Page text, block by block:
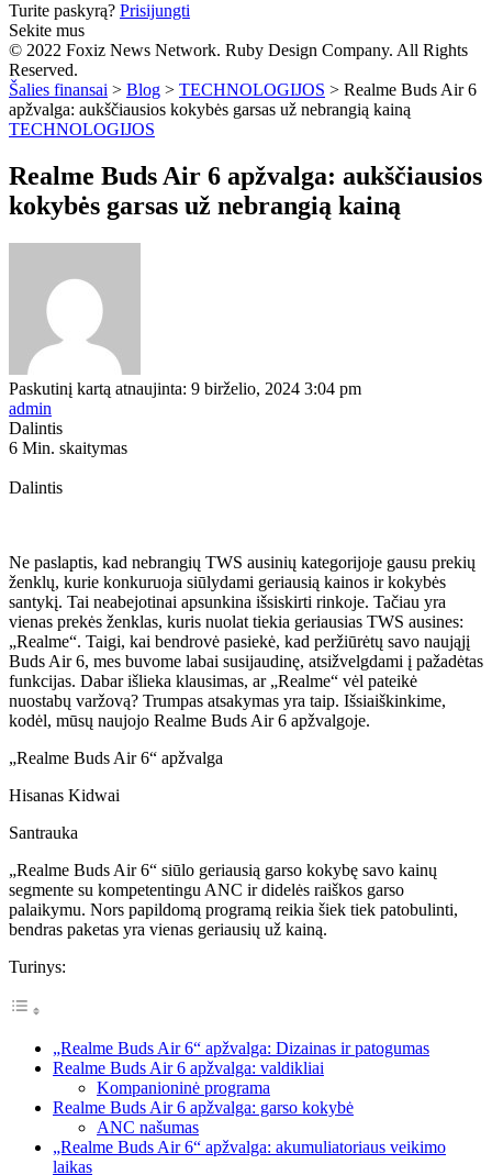
Turite paskyrą? Prisijungti
Sekite mus
© 2022 Foxiz News Network. Ruby Design Company. All Rights
Reserved.
Šalies finansai > Blog > TECHNOLOGIJOS > Realme Buds Air 6
apžvalga: aukščiausios kokybės garsas už nebrangią kainą
TECHNOLOGIJOS
Realme Buds Air 6 apžvalga: aukščiausios
kokybės garsas už nebrangią kainą
Paskutinį kartą atnaujinta: 9 birželio, 2024 3:04 pm
admin
Dalintis
6 Min. skaitymas
Dalintis
Ne paslaptis, kad nebrangių TWS ausinių kategorijoje gausu prekių
ženklų, kurie konkuruoja siūlydami geriausią kainos ir kokybės
santykį. Tai neabejotinai apsunkina išsiskirti rinkoje. Tačiau yra
vienas prekės ženklas, kuris nuolat tiekia geriausias TWS ausines:
„Realme“. Taigi, kai bendrovė pasiekė, kad peržiūrėtų savo naująjį
Buds Air 6, mes buvome labai susijaudinę, atsižvelgdami į pažadėtas
funkcijas. Dabar išlieka klausimas, ar „Realme“ vėl pateikė
nuostabų varžovą? Trumpas atsakymas yra taip. Išsiaiškinkime,
kodėl, mūsų naujojo Realme Buds Air 6 apžvalgoje.
„Realme Buds Air 6“ apžvalga
Hisanas Kidwai
Santrauka
„Realme Buds Air 6“ siūlo geriausią garso kokybę savo kainų
segmente su kompetentingu ANC ir didelės raiškos garso
palaikymu. Nors papildomą programą reikia šiek tiek patobulinti,
bendras paketas yra vienas geriausių už kainą.
Turinys:
„Realme Buds Air 6“ apžvalga: Dizainas ir patogumas
Realme Buds Air 6 apžvalga: valdikliai
Kompanioninė programa
Realme Buds Air 6 apžvalga: garso kokybė
ANC našumas
„Realme Buds Air 6“ apžvalga: akumuliatoriaus veikimo
laikas